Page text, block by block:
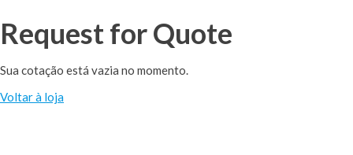
Request for Quote
Sua cotação está vazia no momento.
Voltar à loja